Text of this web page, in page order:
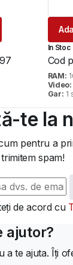
a
In Stoc
Cod
RAM:
Video:
Gar: 1
te la
pentru a
spam!
de acord cu
ajutor?
a te ajuta. Îți